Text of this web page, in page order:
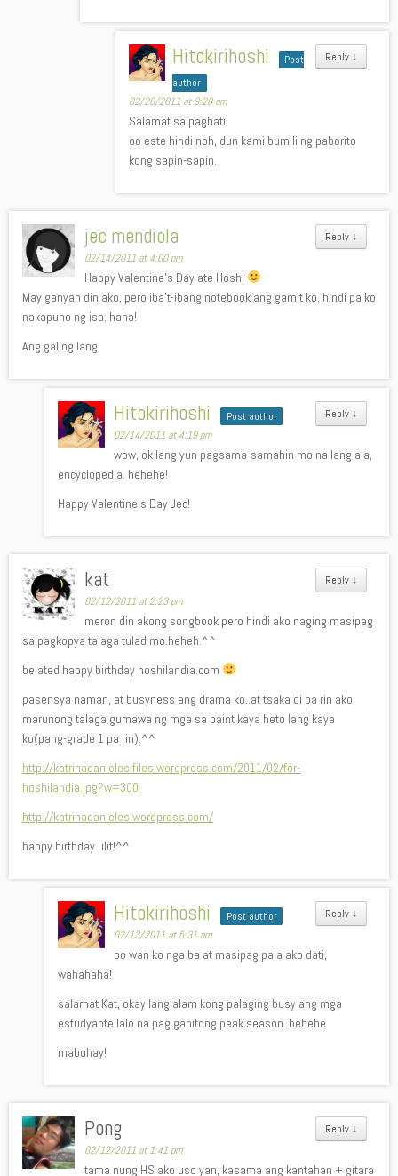
Reply ↓
Hitokirihoshi
Post
author
02/20/2011 at 9:28 am
Salamat sa pagbati!
oo este hindi noh, dun kami bumili ng paborito
kong sapin-sapin.
Reply ↓
jec mendiola
02/14/2011 at 4:00 pm
Happy Valentine’s Day ate Hoshi
May ganyan din ako, pero iba’t-ibang notebook ang gamit ko, hindi pa ko
nakapuno ng isa. haha!
Ang galing lang.
Reply ↓
Hitokirihoshi Post author
02/14/2011 at 4:19 pm
wow, ok lang yun pagsama-samahin mo na lang ala,
encyclopedia. hehehe!
Happy Valentine’s Day Jec!
Reply ↓
kat
02/12/2011 at 2:23 pm
meron din akong songbook pero hindi ako naging masipag
sa pagkopya talaga tulad mo.heheh.^^
belated happy birthday hoshilandia.com
pasensya naman, at busyness ang drama ko..at tsaka di pa rin ako
marunong talaga gumawa ng mga sa paint kaya heto lang kaya
ko(pang-grade 1 pa rin).^^
http://katrinadanieles.files.wordpress.com/2011/02/for-
hoshilandia.jpg?w=300
http://katrinadanieles.wordpress.com/
happy birthday ulit!^^
Reply ↓
Hitokirihoshi Post author
02/13/2011 at 5:31 am
oo wan ko nga ba at masipag pala ako dati,
wahahaha!
salamat Kat, okay lang alam kong palaging busy ang mga
estudyante lalo na pag ganitong peak season. hehehe
mabuhay!
Reply ↓
Pong
02/12/2011 at 1:41 pm
tama nung HS ako uso yan, kasama ang kantahan + gitara